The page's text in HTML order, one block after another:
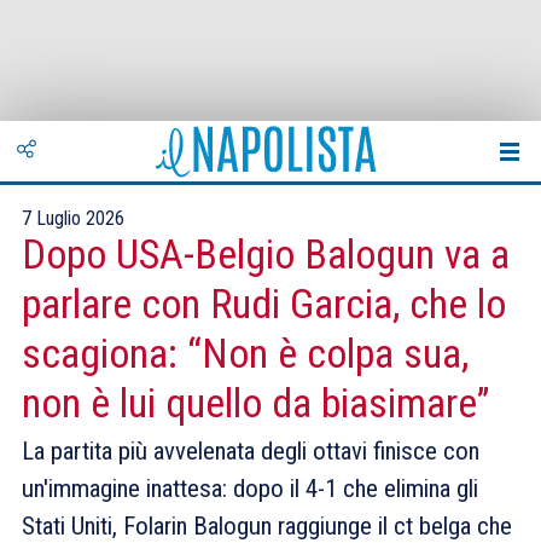
7 Luglio 2026
Dopo USA-Belgio Balogun va a
parlare con Rudi Garcia, che lo
scagiona: “Non è colpa sua,
non è lui quello da biasimare”
La partita più avvelenata degli ottavi finisce con
un'immagine inattesa: dopo il 4-1 che elimina gli
Stati Uniti, Folarin Balogun raggiunge il ct belga che